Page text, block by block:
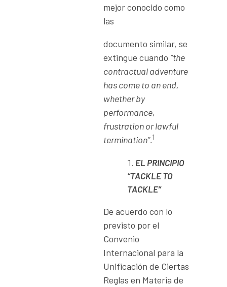
mejor conocido como
las
documento similar, se
extingue cuando “the
contractual adventure
hascometo anend,
whetherby
performance,
frustration or lawful
termination”.1
EL PRINCIPIO
“TACKLETO
TACKLE”
De acuerdo con lo
previsto por el
Convenio
Internacional para la
Unificación de Ciertas
Reglas en Materia de